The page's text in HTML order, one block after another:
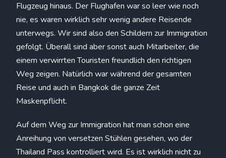
Flugzeug hinaus. Der Flughafen war so leer wie noch
nie, es waren wirklich sehr wenig andere Reisende
unterwegs. Wir sind also den Schildern zur Immigration
gefolgt. Überall sind aber sonst auch Mitarbeiter, die
einem verwirrten Touristen freundlich den richtigen
Weg zeigen. Natürlich war während der gesamten
Reise und auch in Bangkok die ganze Zeit
Maskenpflicht.
Auf dem Weg zur Immigration hat man schon eine
Anreihung von versetzen Stühlen gesehen, wo der
Thailand Pass kontrolliert wird. Es ist wirklich nicht zu